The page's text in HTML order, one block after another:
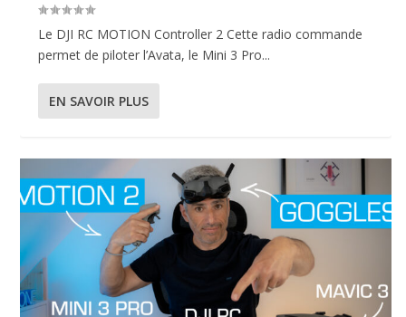
Le DJI RC MOTION Controller 2 Cette radio commande
permet de piloter l’Avata, le Mini 3 Pro...
EN SAVOIR PLUS